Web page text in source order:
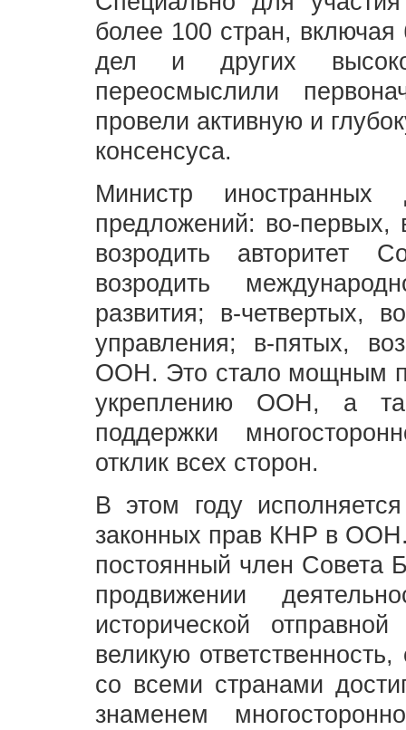
более 100 стран,
дел и других
переосмыслили
провели активную и
консенсуса.
Министр
предложений: во-первых,
возродить авторитет
возродить
развития; в-четвертых,
управления; в-пятых,
ООН. Это стало мощным
укреплению ООН, а
поддержки
отклик всех сторон.
В этом году
законных прав КНР в
постоянный член Совета
продвижении
исторической
великую
со всеми странами
знаменем